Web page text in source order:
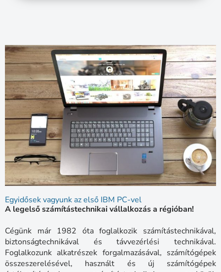
Egyidősek vagyunk az első IBM PC-vel
A legelső számítástechnikai vállalkozás a régióban!
Cégünk már 1982 óta foglalkozik számítástechnikával,
biztonságtechnikával és távvezérlési technikával.
Foglalkozunk alkatrészek forgalmazásával, számítógépek
összeszerelésével, használt és új számítógépek